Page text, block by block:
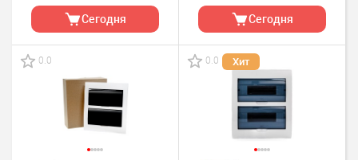
Сегодня Сегодня
0.0 0.0 Хит